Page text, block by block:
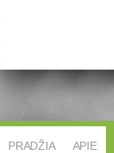
PRADŽIA APIE